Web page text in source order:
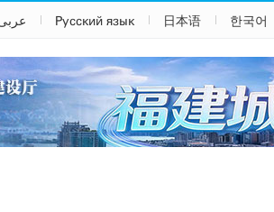
Русский язык 日本语 한국어